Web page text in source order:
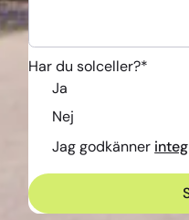
Har du solceller?*
Ja
Nej
Jag godkänner